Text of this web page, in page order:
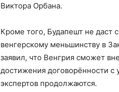
Виктора Орбана.
Кроме того, Будапешт не даст
венгерскому меньшинству в
заявил, что Венгрия сможет
достижения договорённости с
экспертов продолжаются.